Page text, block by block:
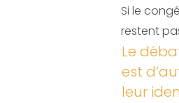
Si le
restent
Le
est
leur